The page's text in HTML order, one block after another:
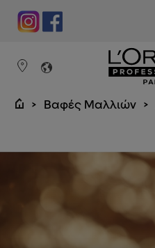
Βαφές Μαλλιών